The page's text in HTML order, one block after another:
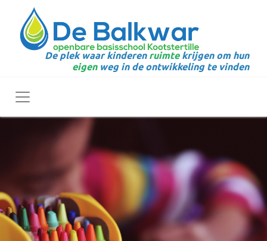
De plek waar kinderen ruimte krijgen om hun
eigen weg in de ontwikkeling te vinden
Toggle navigation